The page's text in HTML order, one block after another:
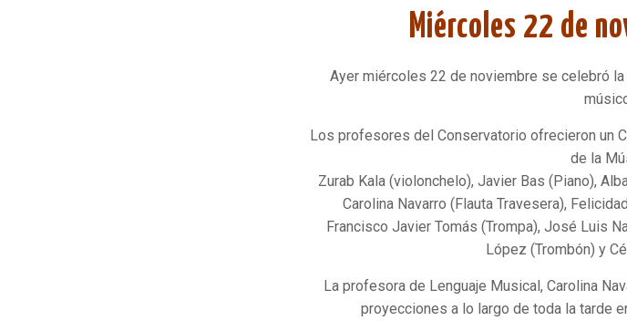
Miércoles 22 de
Ayer miércoles 22 de noviembre se celebró
Los profesores del Conservatorio ofrecieron un
de la
Zurab Kala (violonchelo), Javier Bas (Piano),
Carolina Navarro (Flauta Travesera),
Francisco Javier Tomás (Trompa), José Luis
López (Trombón) y
La profesora de Lenguaje Musical, Carolina
proyecciones a lo largo de toda la tarde